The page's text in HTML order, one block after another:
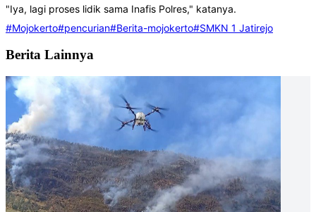
"Iya, lagi proses lidik sama Inafis Polres," katanya.
#Mojokerto#pencurian#Berita-mojokerto#SMKN 1 Jatirejo
Berita Lainnya